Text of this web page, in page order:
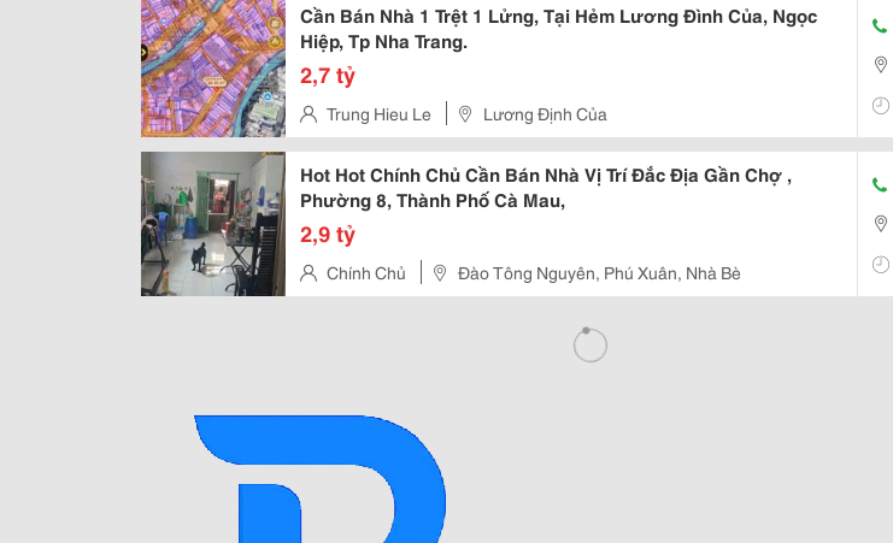
Cần Bán Nhà 1 Trệt 1 Lửng, Tại Hẻm Lương Đình Của, Ngọc
Hiệp, Tp Nha Trang.
2,7 tỷ
Trung Hieu Le Lương Định Của
Hot Hot Chính Chủ Cần Bán Nhà Vị Trí Đắc Địa Gần Chợ ,
Phường 8, Thành Phố Cà Mau,
2,9 tỷ
Chính Chủ Đào Tông Nguyên, Phú Xuân, Nhà Bè